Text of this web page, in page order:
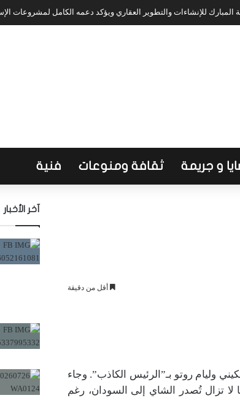
للإنشاءات والتطوير العقاري ويؤكد دعمه الكامل لمشروعات
و جريمة ثقافة ومنوعات فنية
أقل من دقيقة
وليام روتو بـ”الرئيس الكاذب”. وجاء
لا تزال تُصدر الشاي إلى السودان، رغم
آخر الأخبار